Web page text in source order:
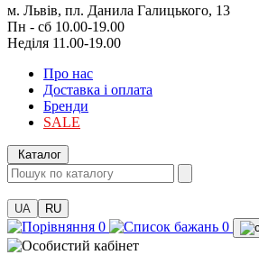
м. Львів, пл. Данила Галицького, 13
Пн - сб 10.00-19.00
Неділя 11.00-19.00
Про нас
Доставка і оплата
Бренди
SALE
Каталог
UA RU
0 0